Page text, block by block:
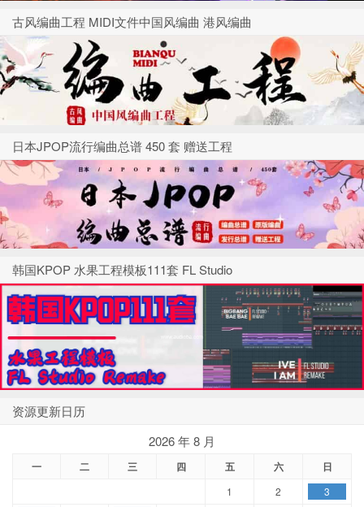
古风编曲工程 MIDI文件中国风编曲 港风编曲
日本JPOP流行编曲总谱 450 套 赠送工程
韩国KPOP 水果工程模板111套 FL Studio
资源更新日历
2026 年 8 月
一 二 三 四 五 六 日
1 2
3